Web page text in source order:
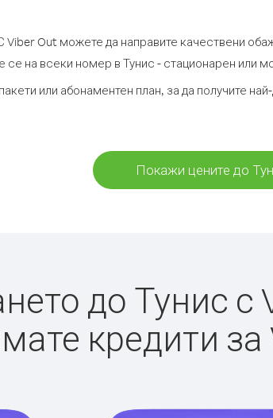
Viber Out можете да направите качествени
се на всеки номер в Тунис - стационарен или
или абонаментен план, за да получите
Покажи цените до
до Тунис с
кредити